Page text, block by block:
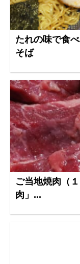
たれの味で食
そば
ご当地焼肉（
肉」...